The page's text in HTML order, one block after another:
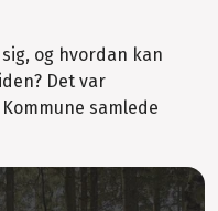
og hvordan kan
Det var
samlede